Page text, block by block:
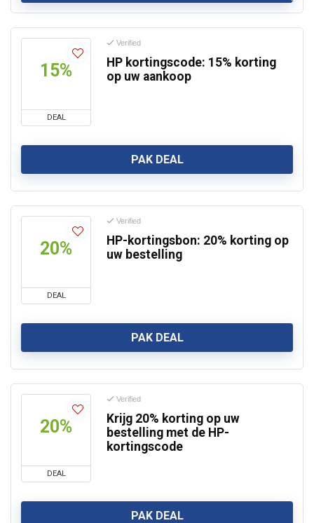
15%
DEAL
Verified
HP kortingscode: 15% korting
op uw aankoop
PAK DEAL
20%
DEAL
Verified
HP-kortingsbon: 20% korting op
uw bestelling
PAK DEAL
20%
DEAL
Verified
Krijg 20% ​​korting op uw
bestelling met de HP-
kortingscode
PAK DEAL